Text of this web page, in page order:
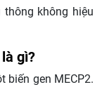
không hiệu
gì?
biến gen MECP2.